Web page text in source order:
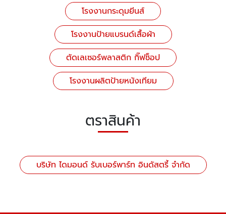
โรงงานกระดุมยีนส์
โรงงานป้ายแบรนด์เสื้อผ้า
ตัดเลเซอร์พลาสติก กิ๊ฟช็อป
โรงงานผลิตป้ายหนังเทียม
ตราสินค้า
บริษัท ไดมอนด์ รับเบอร์พาร์ท อินดัสตรี้ จำกัด